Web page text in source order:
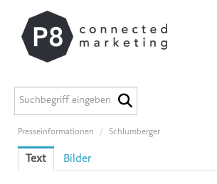
Presseinformationen
Presseinformationen / Schlumberger
Text Bilder